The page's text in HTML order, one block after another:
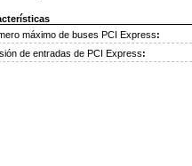
máximo de buses PCI Express:
de entradas de PCI Express: